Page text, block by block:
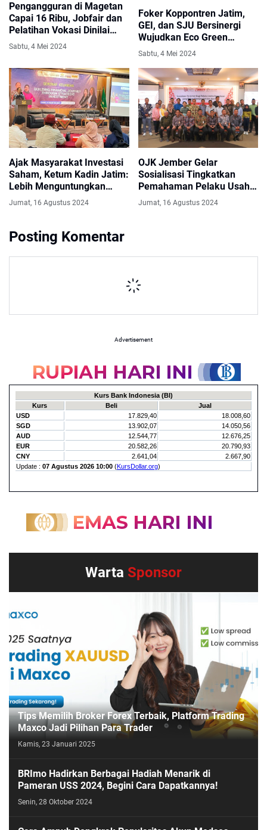
Pengangguran di Magetan
Capai 16 Ribu, Jobfair dan
Pelatihan Vokasi Dinilai
Bisa Jadi Solusi
Sabtu, 4 Mei 2024
Foker Koppontren Jatim,
GEI, dan SJU Bersinergi
Wujudkan Eco Green
Pesantren
Sabtu, 4 Mei 2024
Ajak Masyarakat Investasi
Saham, Ketum Kadin Jatim:
Lebih Menguntungkan
Dibanding Judol
Jumat, 16 Agustus 2024
OJK Jember Gelar
Sosialisasi Tingkatkan
Pemahaman Pelaku Usaha
Pegadaian
Jumat, 16 Agustus 2024
Posting Komentar
Advertisement
Warta Sponsor
Tips Memilih Broker Forex Terbaik, Platform Trading
Maxco Jadi Pilihan Para Trader
Kamis, 23 Januari 2025
BRImo Hadirkan Berbagai Hadiah Menarik di
Pameran USS 2024, Begini Cara Dapatkannya!
Senin, 28 Oktober 2024